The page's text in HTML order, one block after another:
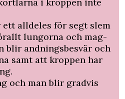
alldeles för segt slem
lungorna och mag-
blir andningsbesvär och
samt att kroppen har
och man blir gradvis